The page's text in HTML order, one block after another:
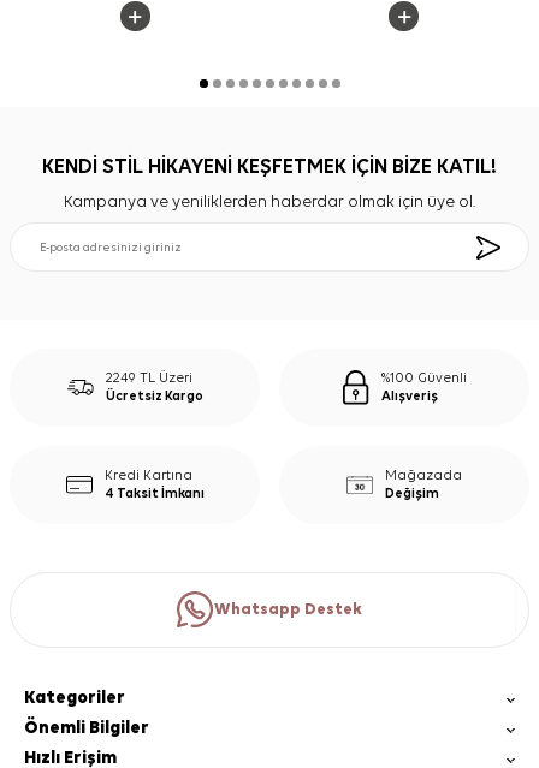
KENDİ STİL HİKAYENİ KEŞFETMEK İÇİN BİZE KATIL!
Kampanya ve yeniliklerden haberdar olmak için üye ol.
2249 TL Üzeri
Ücretsiz Kargo
%100 Güvenli
Alışveriş
Kredi Kartına
4 Taksit İmkanı
Mağazada
Değişim
Whatsapp Destek
Kategoriler
Önemli Bilgiler
Hızlı Erişim